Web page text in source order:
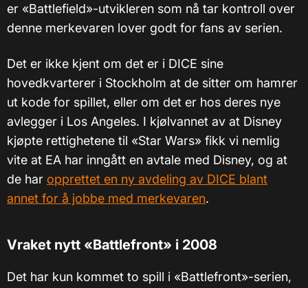
er «Battlefield»-utvikleren som nå tar kontroll over
denne merkevaren lover godt for fans av serien.
Det er ikke kjent om det er i DICE sine
hovedkvarterer i Stockholm at de sitter om hamrer
ut kode for spillet, eller om det er hos deres nye
avlegger i Los Angeles. I kjølvannet av at Disney
kjøpte rettighetene til «Star Wars» fikk vi nemlig
vite at EA har inngått en avtale med Disney, og at
de har opprettet en ny avdeling av DICE blant
annet for å jobbe med merkevaren.
Vraket nytt «Battlefront» i 2008
Det har kun kommet to spill i «Battlefront»-serien,